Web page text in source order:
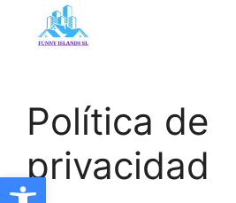
Abrir barra de herramientas
Política de
privacidad